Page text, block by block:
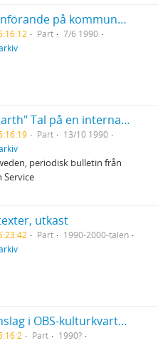
Manuskript till anförande på kommunplanerarkonferens i Skellefteå. I Norrland hava vi en stor del av Sverige
Part
7/6 1990
"The village on earth" Tal på en internationell författarfestival i Toronto, Canada
Part
13/10 1990
periodisk bulletin från
utkast
Part
1990-2000-talen
Manuskript till inslag i OBS-kulturkvarten Rasism under pornografisk flagg
Part
1990?